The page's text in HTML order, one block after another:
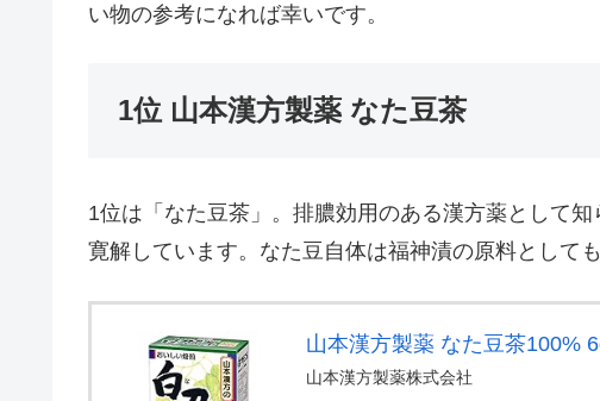
い物の参考になれば幸いです。
1位 山本漢方製薬 なた豆茶
1位は「なた豆茶」。排膿効用のある漢方薬として
寛解しています。なた豆自体は福神漬の原料として
山本漢方製薬 なた豆茶100%
山本漢方製薬株式会社